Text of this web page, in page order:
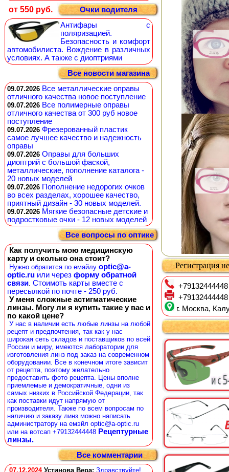
от 550 руб.
Очки водителя
Антифары с
поляризацией.
Безопасность и комфорт
автомобилиста. Вождение в различных
условиях. А также с диоптриями
Все новости магазина
09.07.2026 Все металлические оправы
отличного качества новое поступление
09.07.2026 Все полимерные оправы
отличного качества от 300 руб новое
поступление
09.07.2026 Фрезерованный пластик
самое лучшее качество и надежность
оправы
09.07.2026 Оправы для больших
диоптрий с большой фаской,
металлические, пополнение каталога -
20 новых моделей
09.07.2026 Пополнение недорогих очков
во всех разделах, хорошее качество,
приятный дизайн - 30 новых моделей.
09.07.2026 Мягкие безопасные детские и
подростковые очки - 12 новых моделей
Все вопросы по оптике
Как получить мою медицинскую
карту и сколько она стоит?
Нужно обратится по емайлу optic@a-
optic.ru или через форму обратной
связи. Стоимоть карты вместе с
пересылкой по почте - 250 руб.
У меня сложные астигматические
линзы. Могу ли я купить такие у вас и
по какой цене?
У нас в наличии есть любые линзы на любой
рецепт и предпочтения, так как у нас
широкая сеть складов и поставщиков по всей
России и миру, имеются лаборатории для
изготовления линз под заказ на современном
оборудовании. Все в конечном итоге зависит
от рецепта, поэтому желательно
предоставить фото рецепта. Цены вполне
приемлемые и демократичные, одни из
самых низких в Российской Федерации, так
как поставки идут напрямую от
производителя. Также по всем вопросам по
наличию и заказу линз можно написать
администратору на емэйл optic@a-optic.ru
или на вотсап +79132444448 Рецептурные
линзы.
Все комментарии
07.12.2024 Устинова Вера: Здравствуйте!
Регистрация
+79132444448
+79132444448
г. Москва,